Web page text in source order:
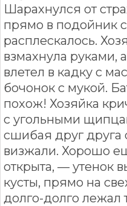
Шарахнулся от
прямо в подойник
расплескалось.
взмахнула руками,
влетел в кадку с
бочонок с мукой.
похож! Хозяйка
с угольными
сшибая друг друга
визжали. Хорошо
открыта, — утенок
кусты, прямо на
долго-долго лежал